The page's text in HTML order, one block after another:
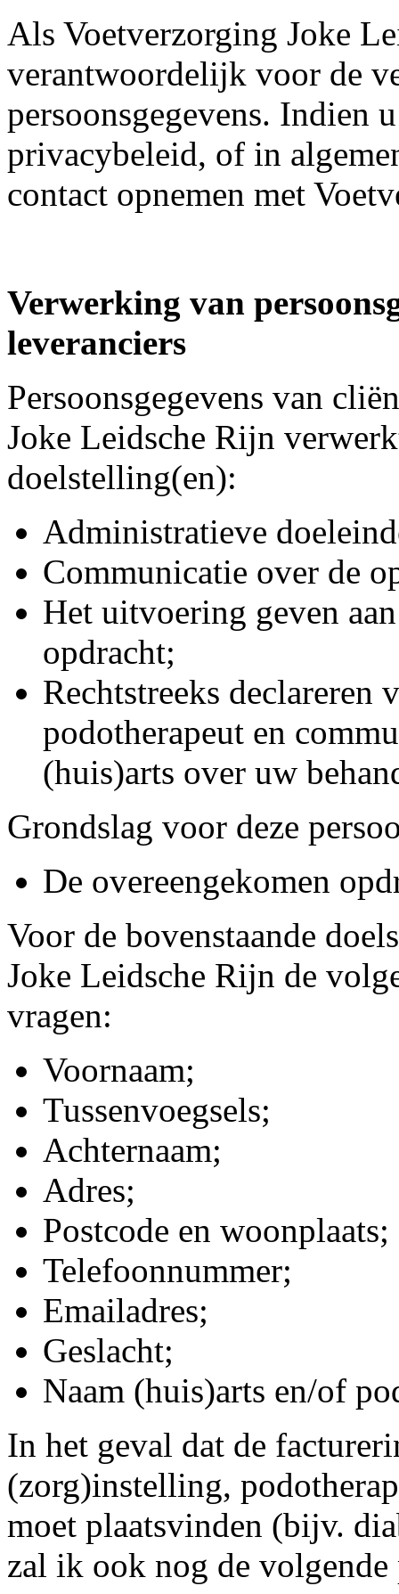
Als Voetverzorging Joke
verantwoordelijk voor de
persoonsgegevens. Indien
privacybeleid, of in
contact opnemen met
Verwerking van
leveranciers
Persoonsgegevens van
Joke Leidsche Rijn
doelstelling(en):
Administratieve
Communicatie over de
Het uitvoering geven
opdracht;
Rechtstreeks declareren
podotherapeut en
(huis)arts over uw
Grondslag voor deze
De overeengekomen
Voor de bovenstaande
Joke Leidsche Rijn de
vragen:
Voornaam;
Tussenvoegsels;
Achternaam;
Adres;
Postcode en woonplaats;
Telefoonnummer;
Emailadres;
Geslacht;
Naam (huis)arts en/of
In het geval dat de
(zorg)instelling,
moet plaatsvinden (bijv.
zal ik ook nog de volgende